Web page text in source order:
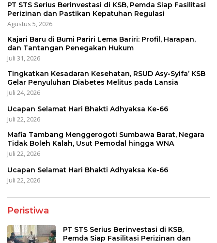
PT STS Serius Berinvestasi di KSB, Pemda Siap Fasilitasi
Perizinan dan Pastikan Kepatuhan Regulasi
Agustus 5, 2026
Kajari Baru di Bumi Pariri Lema Bariri: Profil, Harapan,
dan Tantangan Penegakan Hukum
Juli 31, 2026
Tingkatkan Kesadaran Kesehatan, RSUD Asy-Syifa’ KSB
Gelar Penyuluhan Diabetes Melitus pada Lansia
Juli 24, 2026
Ucapan Selamat Hari Bhakti Adhyaksa Ke-66
Juli 22, 2026
Mafia Tambang Menggerogoti Sumbawa Barat, Negara
Tidak Boleh Kalah, Usut Pemodal hingga WNA
Juli 22, 2026
Ucapan Selamat Hari Bhakti Adhyaksa Ke-66
Juli 22, 2026
Peristiwa
PT STS Serius Berinvestasi di KSB,
Pemda Siap Fasilitasi Perizinan dan